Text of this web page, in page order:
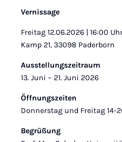
Vernissage
Freitag 12.06.2026 | 16:00
Kamp 21, 33098 Paderborn
Ausstellungszeitraum
13. Juni – 21. Juni 2026
Öffnungszeiten
Donnerstag und Freitag 14-
Begrüßung